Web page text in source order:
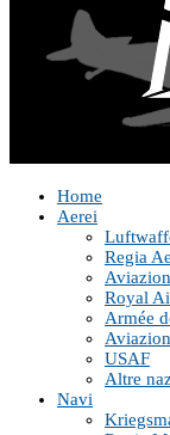
Home
Aerei
Regia
Royal
Armée
USAF
Altre
Navi